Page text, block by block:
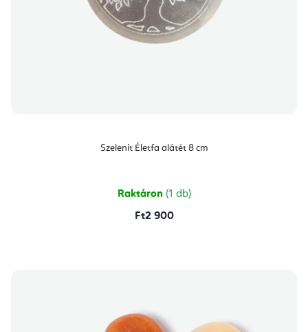
Szelenit Életfa alátét 8 cm
Raktáron (1 db)
Ft2 900